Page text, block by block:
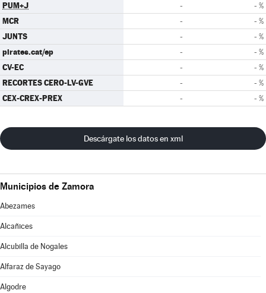
PUM+J - - %
MCR - - %
JUNTS - - %
pirates.cat/ep - - %
CV-EC - - %
RECORTES CERO-LV-GVE - - %
CEX-CREX-PREX - - %
Descárgate los datos en xml
Municipios de Zamora
Abezames
Alcañices
Alcubilla de Nogales
Alfaraz de Sayago
Algodre